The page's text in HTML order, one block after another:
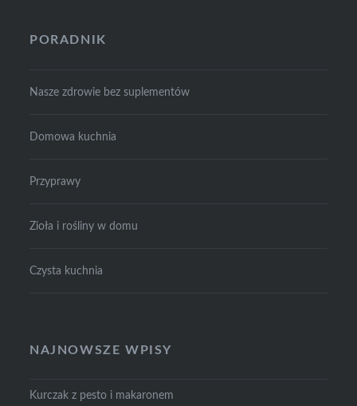
PORADNIK
Nasze zdrowie bez suplementów
Domowa kuchnia
Przyprawy
Zioła i rośliny w domu
Czysta kuchnia
NAJNOWSZE WPISY
Kurczak z pesto i makaronem